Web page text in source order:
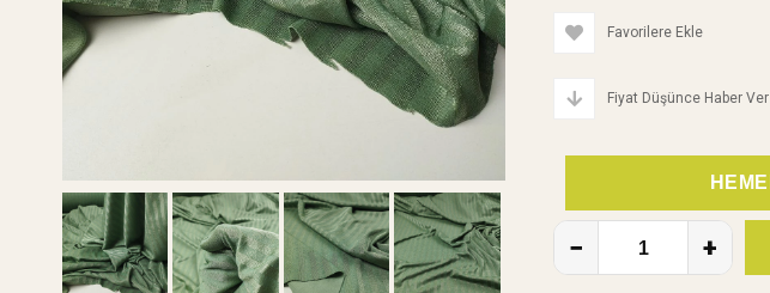
Favorilere Ekle
Fiyat Düşünce Haber Ver